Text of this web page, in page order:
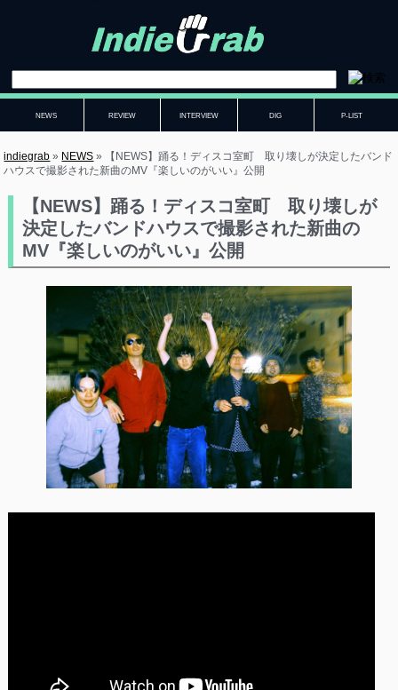
NEWS REVIEW INTERVIEW DIG P-LIST
indiegrab » NEWS »
【NEWS】踊る！ディスコ室町 取り壊しが決定したバンド
ハウスで撮影された新曲のMV『楽しいのがいい』公開
【NEWS】踊る！ディスコ室町 取り壊しが
決定したバンドハウスで撮影された新曲の
MV『楽しいのがいい』公開